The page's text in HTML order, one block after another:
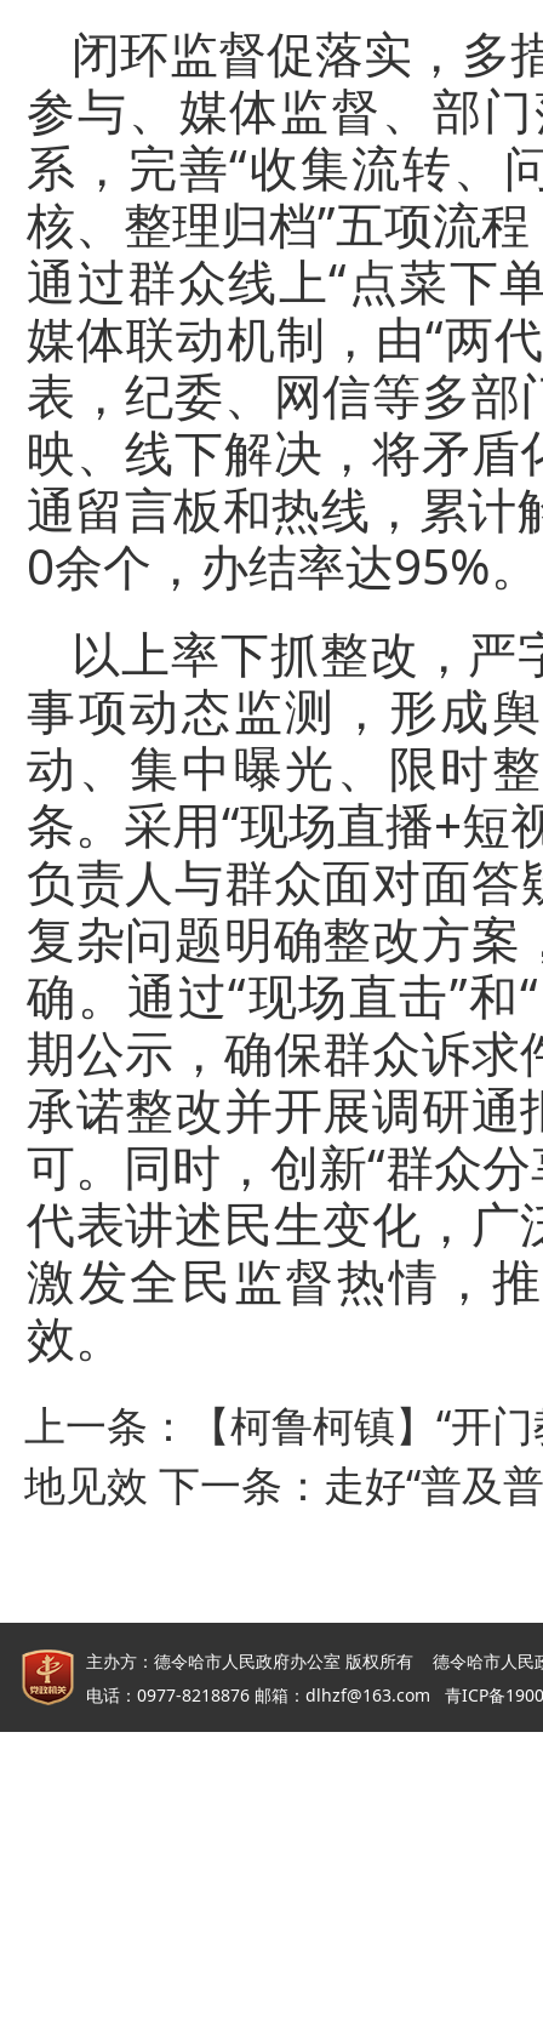
闭环监督促落实，多
参与、媒体监督、部
系，完善“收集流转、
核、整理归档”五项流
通过群众线上“点菜下
媒体联动机制，由“两
表，纪委、网信等多
映、线下解决，将矛
通留言板和热线，累计
0余个，办结率达95%。
以上率下抓整改，严
事项动态监测，形成
动、集中曝光、限时
条。采用“现场直播+短
负责人与群众面对面
复杂问题明确整改方
确。通过“现场直击”
期公示，确保群众诉
承诺整改并开展调研
可。同时，创新“群众
代表讲述民生变化，
激发全民监督热情，
效。
上一条：
【柯鲁柯镇】“开
地见效 下一条： 走好“普及
主办方：德令哈市人民政府办公室 版权所有 德令哈市人
电话：0977-8218876 邮箱：dlhzf@163.com 青ICP备